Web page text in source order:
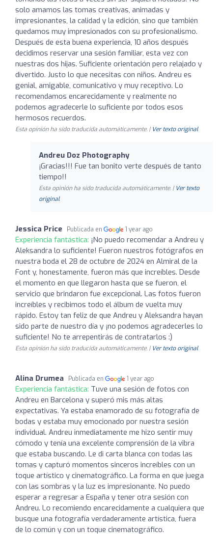
solo amamos las tomas creativas, animadas y
impresionantes, la calidad y la edición, sino que también
quedamos muy impresionados con su profesionalismo.
Después de esta buena experiencia, 10 años después
decidimos reservar una sesión familiar, esta vez con
nuestras dos hijas. Suficiente orientación pero relajado y
divertido. Justo lo que necesitas con niños. Andreu es
genial, amigable, comunicativo y muy receptivo. Lo
recomendamos encarecidamente y realmente no
podemos agradecerle lo suficiente por todos esos
hermosos recuerdos.
Esta opinión ha sido traducida automáticamente. | Ver texto original
Andreu Doz Photography
¡Gracias!!! Fue tan bonito verte después de tanto
tiempo!!
Esta opinión ha sido traducida automáticamente. | Ver texto
original
Jessica Price Publicada en 1 year ago
Experiencia fantástica: ¡No puedo recomendar a Andreu y
Aleksandra lo suficiente! Fueron nuestros fotógrafos en
nuestra boda el 28 de octubre de 2024 en Almiral de la
Font y, honestamente, fueron más que increíbles. Desde
el momento en que llegaron hasta que se fueron, el
servicio que brindaron fue excepcional. Las fotos fueron
increíbles y recibimos todo el álbum de vuelta muy
rápido. Estoy tan feliz de que Andreu y Aleksandra hayan
sido parte de nuestro día y ¡no podemos agradecerles lo
suficiente! No te arrepentirás de contratarlos :)
Esta opinión ha sido traducida automáticamente. | Ver texto original
Alina Drumea Publicada en 1 year ago
Experiencia fantástica: Tuve una sesión de fotos con
Andreu en Barcelona y superó mis más altas
expectativas. Ya estaba enamorado de su fotografía de
bodas y estaba muy emocionado por nuestra sesión
individual. Andreu inmediatamente me hizo sentir muy
cómodo y tenía una excelente comprensión de la vibra
que estaba buscando. Le di carta blanca con todas las
tomas y capturó momentos sinceros increíbles con un
toque artístico y cinematográfico. La forma en que juega
con las sombras y la luz es impresionante. No puedo
esperar a regresar a España y tener otra sesión con
Andreu. Lo recomiendo encarecidamente a cualquiera que
busque una fotografía verdaderamente artística, fuera
de lo común y con un toque cinematográfico.